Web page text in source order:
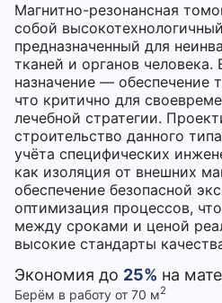
Магнитно-резонансная
собой
предназначенный для
тканей и органов человека.
назначение — обеспечение
что критично для
лечебной стратегии.
строительство данного
учёта специфических
как изоляция от внешних
обеспечение безопасной
оптимизация процессов,
между сроками и ценой
высокие стандарты
Экономия до 25% на
Берём в работу от 70 м2